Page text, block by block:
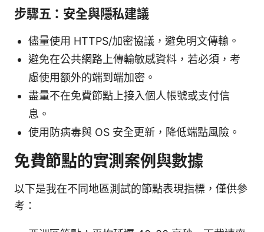
步驟五：安全與隱私建議
儘量使用 HTTPS/加密協議，避免明文傳輸。
避免在公共網路上傳輸敏感資料，若必須，考
慮使用额外的端到端加密。
盡量不在免費節點上接入個人帳號或支付信
息。
使用防病毒與 OS 安全更新，降低端點風險。
免費節點的實測案例與數據
以下是我在不同地區測試的節點表現指標，僅供參
考：